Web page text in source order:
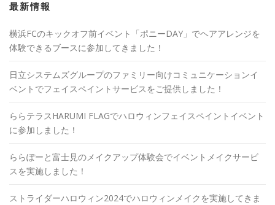
最新情報
横浜FCのキックオフ前イベント「ポニーDAY」でヘアアレンジを
体験できるブースに参加してきました！
日立システムズグループのファミリー向けコミュニケーションイ
ベントでフェイスペイントサービスをご提供しました！
ららテラスHARUMI FLAGでハロウィンフェイスペイントイベント
に参加しました！
ららぽーと富士見のメイクアップ体験会でイベントメイクサービ
スを実施しました！
ストライダーハロウィン2024でハロウィンメイクを実施してきま